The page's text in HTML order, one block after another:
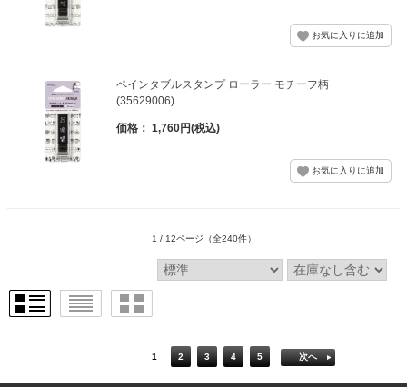
ペインタブルスタンプ ローラー モチーフ柄
(35629006)
価格： 1,760円(税込)
1 / 12ページ （全240件）
1 2 3 4 5 次へ